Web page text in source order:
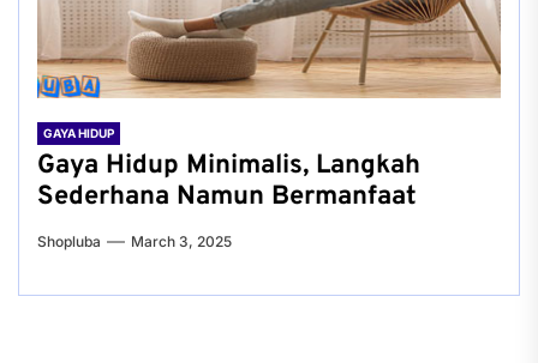
GAYA HIDUP
Gaya Hidup Minimalis, Langkah
Sederhana Namun Bermanfaat
Shopluba March 3, 2025